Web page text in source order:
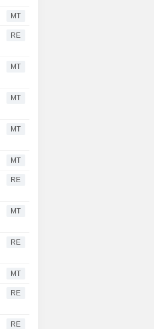
MT
RE
MT
MT
MT
MT
RE
MT
RE
MT
RE
RE